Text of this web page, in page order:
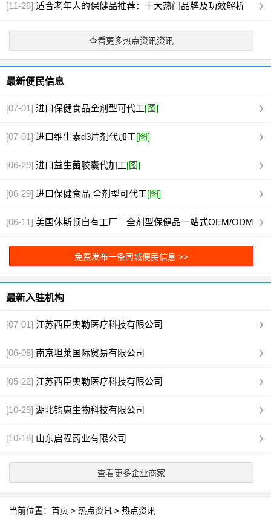
[11-26] 适合老年人的保健品推荐：十大热门品牌及功效解析
查看更多热点资讯资讯
最新便民信息
[07-01] 进口保健食品全剂型可代工[图]
[07-01] 进口维生素d3片剂代加工[图]
[06-29] 进口益生菌胶囊代加工[图]
[06-29] 进口保健食品 全剂型可代工[图]
[06-11] 美国休斯顿自有工厂｜全剂型保健品一站式OEM/ODM
代工[图]
免费发布一条同城便民信息 >>
最新入驻机构
[07-01] 江苏西臣奥勒医疗科技有限公司
[06-08] 南京坦莱国际贸易有限公司
[05-22] 江苏西臣奥勒医疗科技有限公司
[10-29] 湖北钧康生物科技有限公司
[10-18] 山东启程药业有限公司
查看更多企业商家
当前位置： 首页 > 热点资讯 > 热点资讯